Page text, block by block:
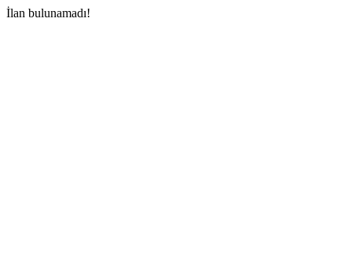
İlan bulunamadı!